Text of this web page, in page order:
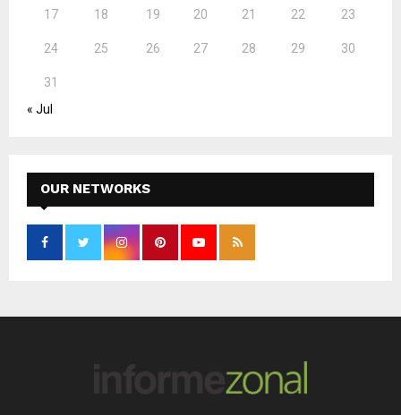
17 18 19 20 21 22 23
24 25 26 27 28 29 30
31
« Jul
OUR NETWORKS